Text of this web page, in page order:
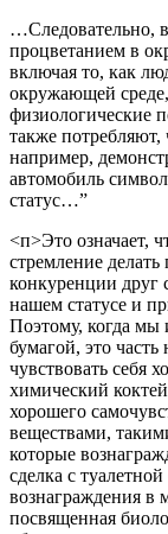
…Следовательно,
процветанием в
включая то, как
окружающей
физиологические
также потребляют,
например,
автомобиль
статус…”
<п>Это означает,
стремление
конкуренции друг
нашем статусе и
Поэтому, когда мы
бумагой, это
чувствовать себя
химический
хорошего
веществами,
которые
сделка с
вознаграждения в
посвященная